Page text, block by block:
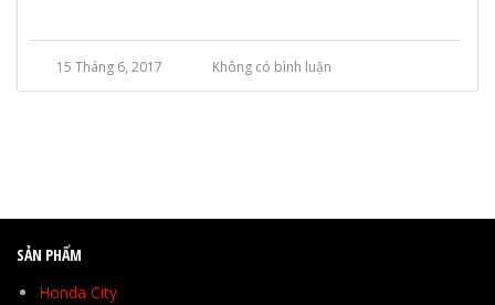
15 Tháng 6, 2017 Không có bình luận
SẢN PHẨM
Honda City